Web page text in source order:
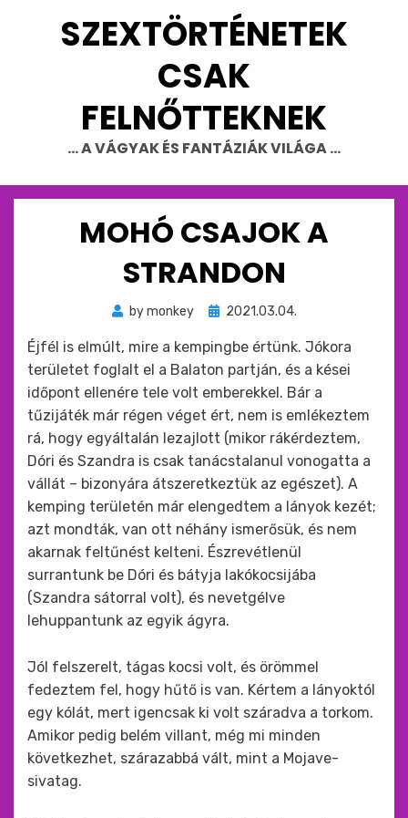
SZEXTÖRTÉNETEK
CSAK
FELNŐTTEKNEK
… A VÁGYAK ÉS FANTÁZIÁK VILÁGA …
MOHÓ CSAJOK A
STRANDON
bymonkey
Beküldve
:
2021.03.04.
Éjfél is elmúlt, mire a kempingbe értünk. Jókora
területet foglalt el a Balaton partján, és a kései
időpont ellenére tele volt emberekkel. Bár a
tűzijáték már régen véget ért, nem is emlékeztem
rá, hogy egyáltalán lezajlott (mikor rákérdeztem,
Dóri és Szandra is csak tanácstalanul vonogatta a
vállát – bizonyára átszeretkeztük az egészet). A
kemping területén már elengedtem a lányok kezét;
azt mondták, van ott néhány ismerősük, és nem
akarnak feltűnést kelteni. Észrevétlenül
surrantunk be Dóri és bátyja lakókocsijába
(Szandra sátorral volt), és nevetgélve
lehuppantunk az egyik ágyra.
Jól felszerelt, tágas kocsi volt, és örömmel
fedeztem fel, hogy hűtő is van. Kértem a lányoktól
egy kólát, mert igencsak ki volt száradva a torkom.
Amikor pedig belém villant, még mi minden
következhet, szárazabbá vált, mint a Mojave-
sivatag.